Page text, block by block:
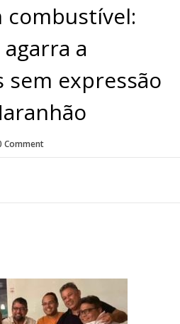
combustível:
a
sem expressão
Comment